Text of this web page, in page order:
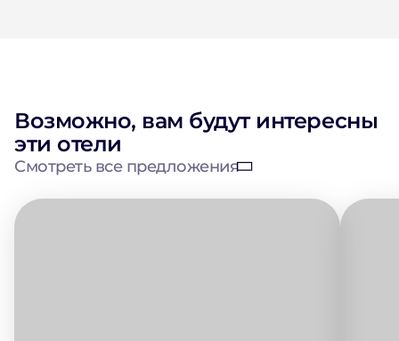
Возможно, вам будут интересны
эти отели
Смотреть все предложения